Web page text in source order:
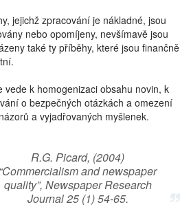
jejichž zpracování je nákladné, jsou
nebo opomíjeny, nevšímavě jsou
také ty příběhy, které jsou finančně
vede k homogenizaci obsahu novin, k
o bezpečných otázkách a omezení
a vyjadřovaných myšlenek.
R.G. Picard, (2004)
“Commercialism and newspaper
quality”, Newspaper Research
Journal 25 (1) 54-65.